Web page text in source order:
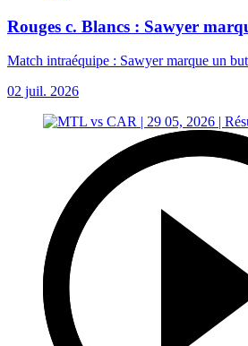
Rouges c. Blancs : Sawyer
Match intraéquipe : Sawyer marque un
02 juil. 2026